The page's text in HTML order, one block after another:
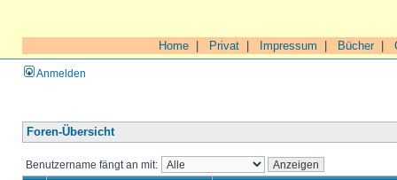
Home Privat Impressum Bücher|
Anmelden
Foren-Übersicht
Benutzername fängt an mit: